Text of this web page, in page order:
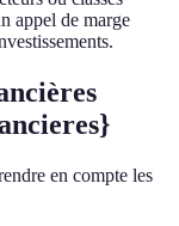
appel de marge
en compte les